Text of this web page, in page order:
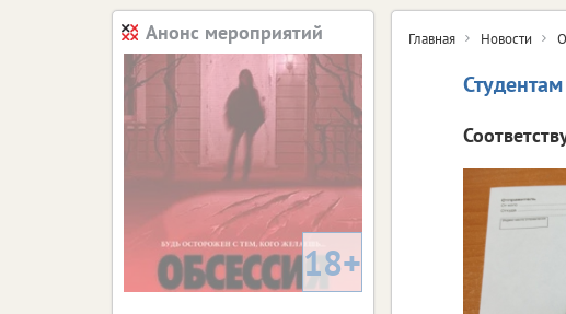
Главная Новости
Анонс мероприятий
18+